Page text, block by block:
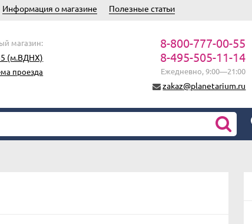
Информация о магазине Полезные статьи
магазин:
(м.ВДНХ)
проезда
8-800-777-00-55
8-495-505-11-14
Ежедневно, 9:00—21:00
zakaz@planetarium.ru